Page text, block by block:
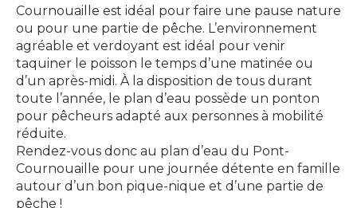
Cournouaille est idéal pour faire une pause nature
ou pour une partie de pêche. L’environnement
agréable et verdoyant est idéal pour venir
taquiner le poisson le temps d’une matinée ou
d’un après-midi. À la disposition de tous durant
toute l’année, le plan d’eau possède un ponton
pour pêcheurs adapté aux personnes à mobilité
réduite.
Rendez-vous donc au plan d’eau du Pont-
Cournouaille pour une journée détente en famille
autour d’un bon pique-nique et d’une partie de
pêche !